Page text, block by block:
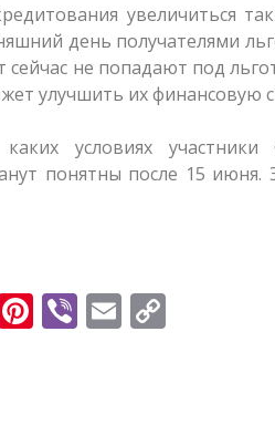
увеличиться
день получателями
не попадают под
улучшить их финансовую
условиях
понятны после 15
ai
Pi
nt
Vi
b
E
m